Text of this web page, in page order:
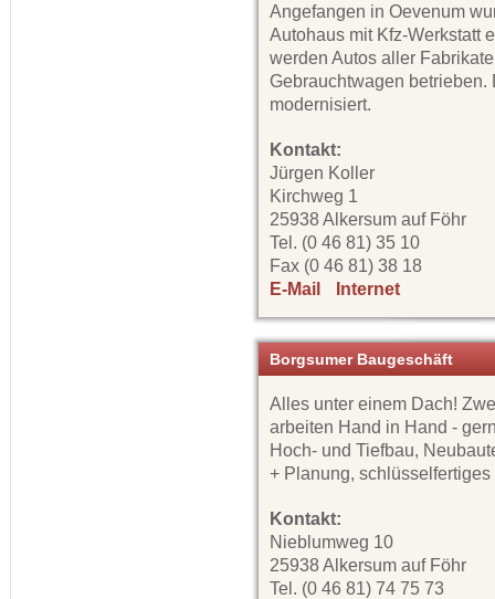
Angefangen in Oevenum
Autohaus mit Kfz-Werkstatt
werden Autos aller
Gebrauchtwagen
modernisiert.
Kontakt:
Jürgen Koller
Kirchweg 1
25938 Alkersum auf Föhr
Tel. (0 46 81) 35 10
Fax (0 46 81) 38 18
E-Mail
Internet
Borgsumer Baugeschäft
Alles unter einem Dach!
arbeiten Hand in Hand -
Hoch- und Tiefbau,
+ Planung,
Kontakt:
Nieblumweg 10
25938 Alkersum auf Föhr
Tel. (0 46 81) 74 75 73